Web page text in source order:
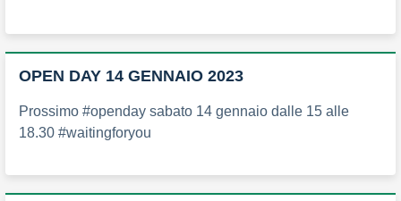
OPEN DAY 14 GENNAIO 2023
Prossimo #openday sabato 14 gennaio dalle 15 alle
18.30 #waitingforyou